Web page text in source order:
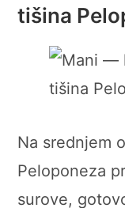
tišina
Na srednjem
Peloponeza
surove,